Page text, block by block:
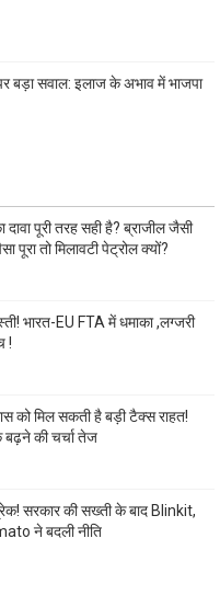
बड़ा सवाल: इलाज के अभाव में भाजपा
दावा पूरी तरह सही है? ब्राजील जैसी
पूरा तो मिलावटी पेट्रोल क्यों?
भारत-EU FTA में धमाका ,लग्जरी
!
को मिल सकती है बड़ी टैक्स राहत!
की चर्चा तेज
सरकार की सख्ती के बाद Blinkit,
ने बदली नीति